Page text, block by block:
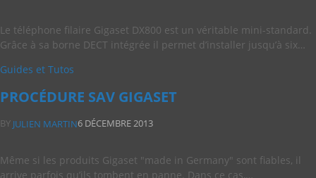
Le téléphone filaire Gigaset DX800 est un véritable mini-standard.
Grâce à sa borne DECT intégrée il permet d’installer jusqu’à six…
Guides et Tutos
PROCÉDURE SAV GIGASET
BY JULIEN MARTIN6 DÉCEMBRE 2013
Même si les produits Gigaset "made in Germany" sont fiables, il
arrive parfois qu’ils tombent en panne. Dans ce cas,…